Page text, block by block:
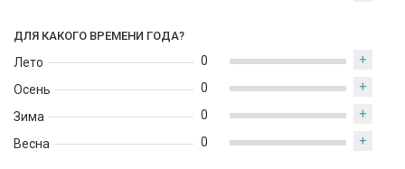
ДЛЯ КАКОГО ВРЕМЕНИ ГОДА?
Лето
Осень
Зима
Весна
0 +
0 +
0 +
0 +